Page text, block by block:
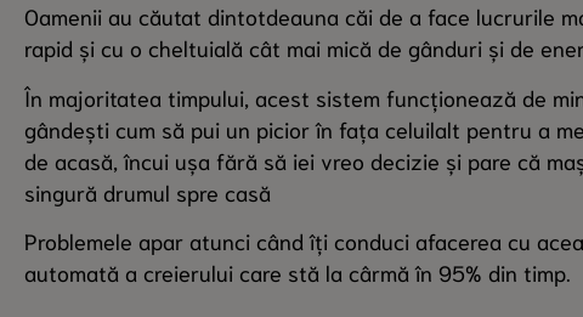
Oamenii au căutat dintotdeauna căi de a face lucrurile
rapid și cu o cheltuială cât mai mică de gânduri și de
În majoritatea timpului, acest sistem funcționează de
gândești cum să pui un picior în fața celuilalt pentru a
de acasă, încui ușa fără să iei vreo decizie și pare că
singură drumul spre casă
Problemele apar atunci când îți conduci afacerea cu
automată a creierului care stă la cârmă în 95% din timp.